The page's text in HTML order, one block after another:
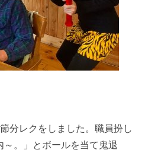
分レクをしました。職員扮し
。」とボールを当て鬼退